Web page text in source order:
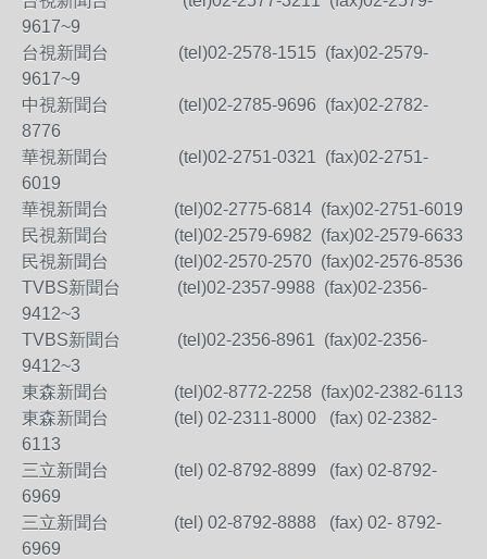
9617~9
台視新聞台 (tel)02-2578-1515 (fax)02-2579-
9617~9
中視新聞台 (tel)02-2785-9696 (fax)02-2782-
8776
華視新聞台 (tel)02-2751-0321 (fax)02-2751-
6019
華視新聞台 (tel)02-2775-6814 (fax)02-2751-6019
民視新聞台 (tel)02-2579-6982 (fax)02-2579-6633
民視新聞台 (tel)02-2570-2570 (fax)02-2576-8536
TVBS新聞台 (tel)02-2357-9988 (fax)02-2356-
9412~3
TVBS新聞台 (tel)02-2356-8961 (fax)02-2356-
9412~3
東森新聞台 (tel)02-8772-2258 (fax)02-2382-6113
東森新聞台 (tel) 02-2311-8000 (fax) 02-2382-
6113
三立新聞台 (tel) 02-8792-8899 (fax) 02-8792-
6969
三立新聞台 (tel) 02-8792-8888 (fax) 02- 8792-
6969